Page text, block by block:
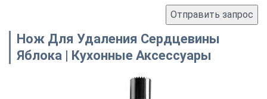
Нож Для Удаления Сердцевины
Яблока | Кухонные Аксессуары